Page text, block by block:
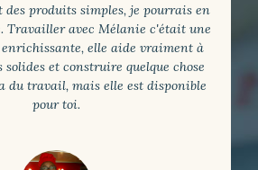
des produits simples, je pourrais en
Travailler avec Mélanie c'était une
elle aide vraiment à
solides et construire quelque chose
du travail, mais elle est disponible
pour toi.